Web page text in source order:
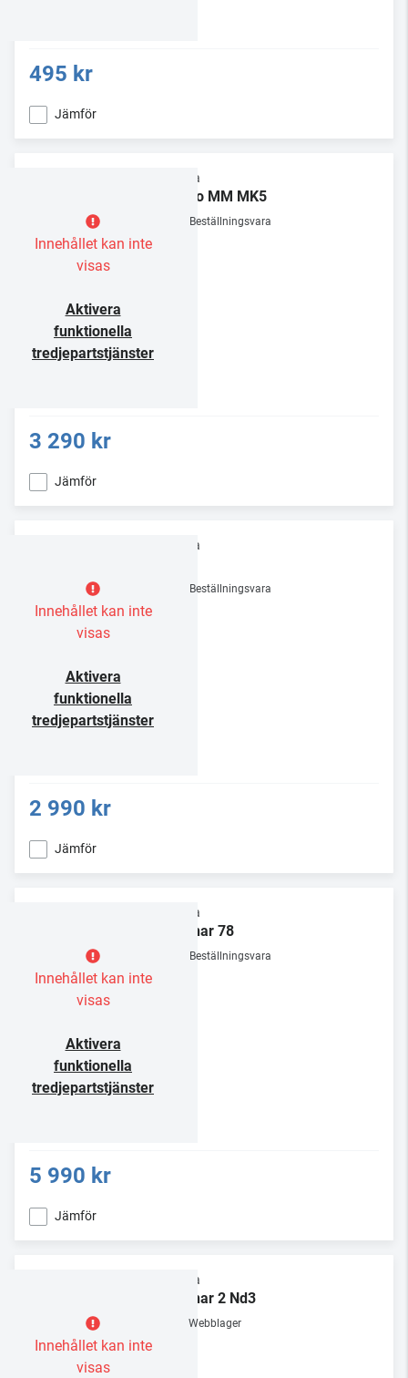
495 kr
Jämför
Innehållet kan inte
visas
Aktivera
funktionella
tredjepartstjänster
Rega
Fono MM MK5
Beställningsvara
3 290 kr
Jämför
Innehållet kan inte
visas
Aktivera
funktionella
tredjepartstjänster
Rega
Beställningsvara
2 990 kr
Jämför
Innehållet kan inte
visas
Aktivera
funktionella
tredjepartstjänster
Rega
Planar 78
Beställningsvara
5 990 kr
Jämför
Innehållet kan inte
visas
Rega
Planar 2 Nd3
Webblager